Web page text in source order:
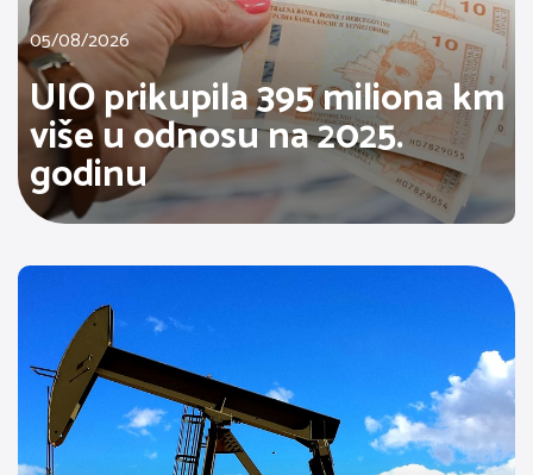
05/08/2026
UIO prikupila 395 miliona km
više u odnosu na 2025.
godinu